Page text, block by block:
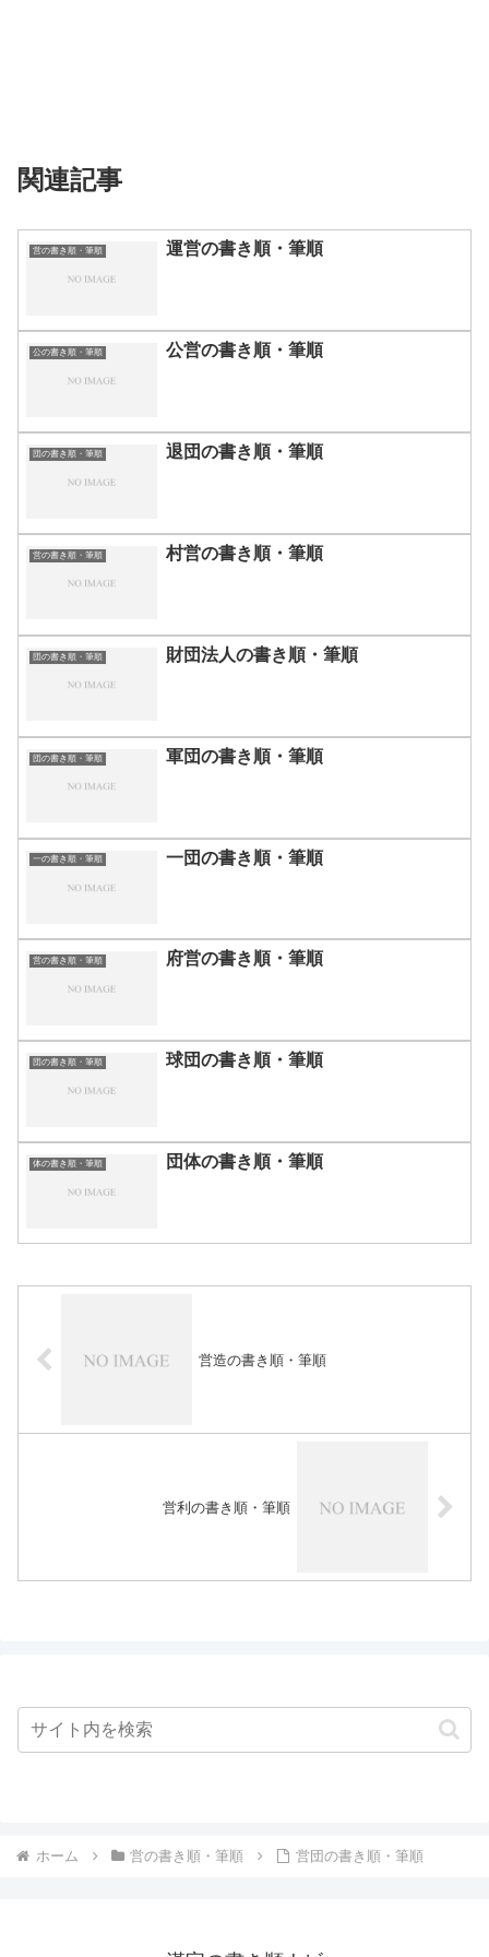
関連記事
営の書き順・筆順 運営の書き順・筆順
公の書き順・筆順 公営の書き順・筆順
団の書き順・筆順 退団の書き順・筆順
営の書き順・筆順 村営の書き順・筆順
団の書き順・筆順 財団法人の書き順・筆順
団の書き順・筆順 軍団の書き順・筆順
一の書き順・筆順 一団の書き順・筆順
営の書き順・筆順 府営の書き順・筆順
団の書き順・筆順 球団の書き順・筆順
体の書き順・筆順 団体の書き順・筆順
営造の書き順・筆順
営利の書き順・筆順
ホーム 営の書き順・筆順 営団の書き順・筆順